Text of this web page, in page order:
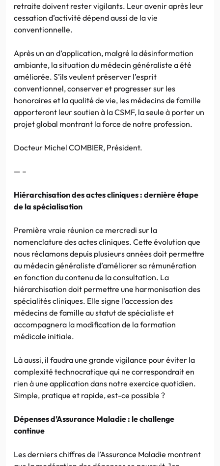
retraite doivent rester vigilants. Leur avenir après leur
cessation d’activité dépend aussi de la vie
conventionnelle.
Après un an d’application, malgré la désinformation
ambiante, la situation du médecin généraliste a été
améliorée. S’ils veulent préserver l’esprit
conventionnel, conserver et progresser sur les
honoraires et la qualité de vie, les médecins de famille
apporteront leur soutien à la CSMF, la seule à porter un
projet global montrant la force de notre profession.
Docteur Michel COMBIER, Président.
— –
Hiérarchisation des actes cliniques : dernière étape
de la spécialisation
Première vraie réunion ce mercredi sur la
nomenclature des actes cliniques. Cette évolution que
nous réclamons depuis plusieurs années doit permettre
au médecin généraliste d’améliorer sa rémunération
en fonction du contenu de la consultation. La
hiérarchisation doit permettre une harmonisation des
spécialités cliniques. Elle signe l’accession des
médecins de famille au statut de spécialiste et
accompagnera la modification de la formation
médicale initiale.
Là aussi, il faudra une grande vigilance pour éviter la
complexité technocratique qui ne correspondrait en
rien à une application dans notre exercice quotidien.
Simple, pratique et rapide, est-ce possible ?
Dépenses d’Assurance Maladie : le challenge
continue
Les derniers chiffres de l’Assurance Maladie montrent